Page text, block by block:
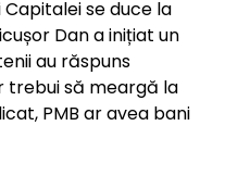
se duce la
Dan a inițiat un
au răspuns
trebui să meargă la
PMB ar avea bani